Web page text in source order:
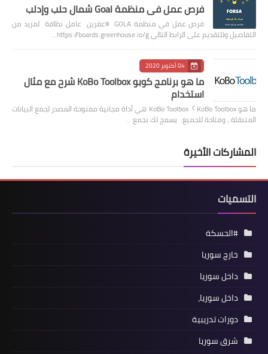
فرص عمل في منظمة Goal شمال حلب وإدلب
فرص عمل في منظمة GOLA #عفرين عامل نظافة لمزيد من
التفاصيل وللتقديم على الرابط التالي https://boards.greenhouse.io/g…
04 أكتوبر 2020
ما هو برنامج كوبو KoBo Toolbox شرح مع مثال
استخدام
ما هو KoBo Toolbox ؟ KoBo Toolbox هي أداة مجانية مفتوحة المصدر لجمع البيانات
المتنقلة ، ومتاحة للجميع. يسمح لك بجمع …
المشاركات الأخيرة
التسميات
#الحسكة
خارج سوريا
داخل سوريا
داخل سوريا،
دورات تدريبية
شرق سوريا